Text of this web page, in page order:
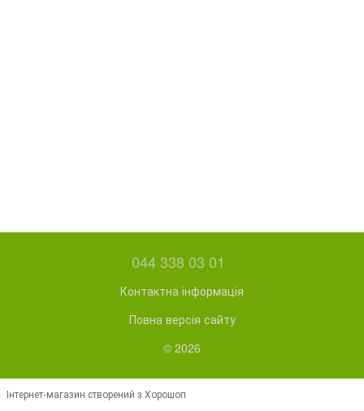
044 338 03 01
Контактна інформація
Повна версія сайту
© 2026
Інтернет-магазин створений з Хорошоп